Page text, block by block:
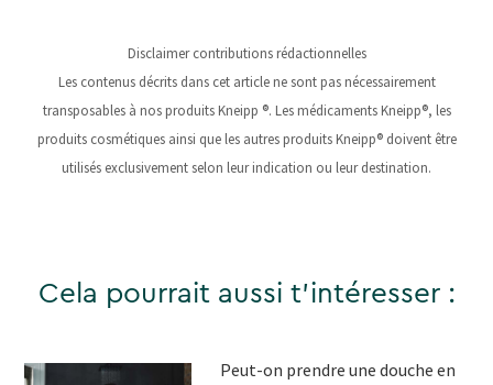
Disclaimer contributions rédactionnelles
Les contenus décrits dans cet article ne sont pas nécessairement
transposables à nos produits Kneipp ®. Les médicaments Kneipp®, les
produits cosmétiques ainsi que les autres produits Kneipp® doivent être
utilisés exclusivement selon leur indication ou leur destination.
Cela pourrait aussi t'intéresser :
Peut-on prendre une douche en